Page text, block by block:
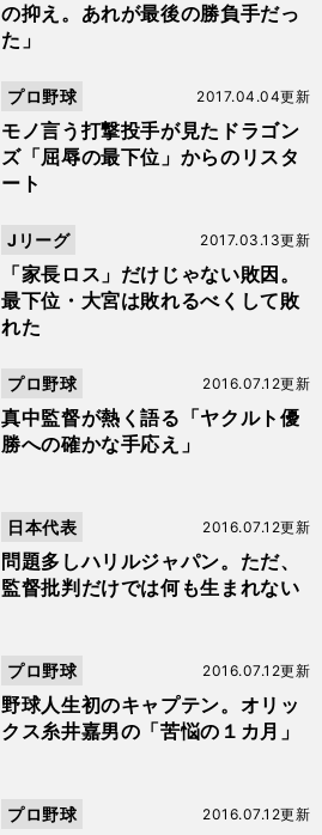
の抑え。あれが最後の勝負手だっ
た」
モノ言う打撃投手が見たドラゴン
ズ「屈辱の最下位」からのリスタ
ート
2017.04.04更新
プロ野球
「家長ロス」だけじゃない敗因。
最下位・大宮は敗れるべくして敗
れた
2017.03.13更新
Jリーグ
真中監督が熱く語る「ヤクルト優
勝への確かな手応え」
2016.07.12更新
プロ野球
問題多しハリルジャパン。ただ、
監督批判だけでは何も生まれない
2016.07.12更新
日本代表
野球人生初のキャプテン。オリッ
クス糸井嘉男の「苦悩の１カ月」
2016.07.12更新
プロ野球
2016.07.12更新
プロ野球